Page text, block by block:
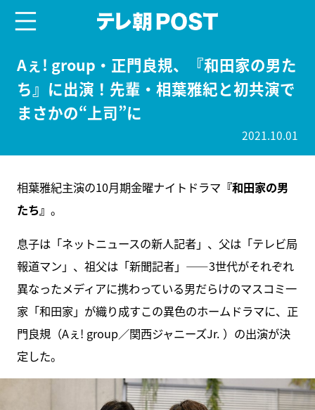
Aぇ! group・正門良規、『和田家の男た
ち』に出演！先輩・相葉雅紀と初共演で
まさかの“上司”に
2021.10.01
相葉雅紀主演の10月期金曜ナイトドラマ 『和田家の男
たち』 。
息子は「ネットニュースの新人記者」、父は「テレビ局
報道マン」、祖父は「新聞記者」――3世代がそれぞれ
異なったメディアに携わっている男だらけのマスコミ一
家「和田家」が織り成すこの異色のホームドラマに、正
門良規（Aぇ! group／関西ジャニーズJr. ）の出演が決
定した。